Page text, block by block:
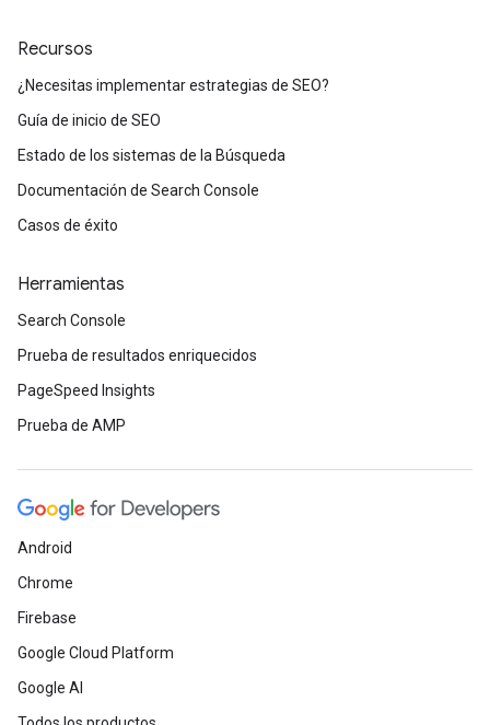
Recursos
¿Necesitas implementar estrategias de SEO?
Guía de inicio de SEO
Estado de los sistemas de la Búsqueda
Documentación de Search Console
Casos de éxito
Herramientas
Search Console
Prueba de resultados enriquecidos
PageSpeed Insights
Prueba de AMP
Android
Chrome
Firebase
Google Cloud Platform
Google AI